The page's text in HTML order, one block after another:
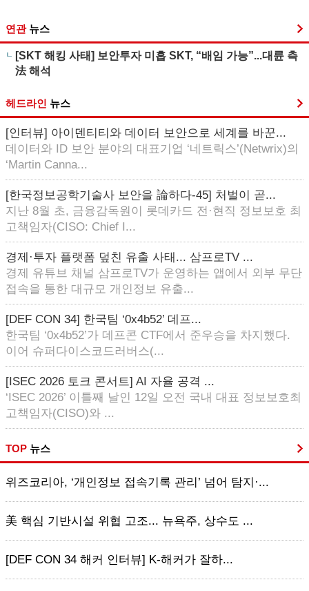
연관 뉴스
[SKT 해킹 사태] 보안투자 미흡 SKT, “배임 가능”...대륜 측
法 해석
헤드라인 뉴스
[인터뷰] 아이덴티티와 데이터 보안으로 세계를 바꾼...
데이터와 ID 보안 분야의 대표기업 ‘네트릭스’(Netwrix)의
‘Martin Canna...
[한국정보공학기술사 보안을 論하다-45] 처벌이 곧...
지난 8월 초, 금융감독원이 롯데카드 전·현직 정보보호 최
고책임자(CISO: Chief I...
경제·투자 플랫폼 덮친 유출 사태... 삼프로TV ...
경제 유튜브 채널 삼프로TV가 운영하는 앱에서 외부 무단
접속을 통한 대규모 개인정보 유출...
[DEF CON 34] 한국팀 ‘0x4b52’ 데프...
한국팀 ‘0x4b52’가 데프콘 CTF에서 준우승을 차지했다.
이어 슈퍼다이스코드러버스(...
[ISEC 2026 토크 콘서트] AI 자율 공격 ...
‘ISEC 2026’ 이틀째 날인 12일 오전 국내 대표 정보보호최
고책임자(CISO)와 ...
TOP 뉴스
위즈코리아, ‘개인정보 접속기록 관리’ 넘어 탐지·...
美 핵심 기반시설 위협 고조... 뉴욕주, 상수도 ...
[DEF CON 34 해커 인터뷰] K-해커가 잘하...